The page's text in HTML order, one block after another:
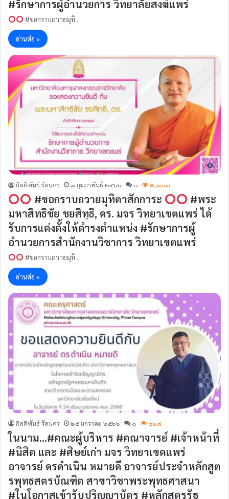
#รักษาการผู้อำนวยการ วิทยาลัยสงฆ์แพร่
#ขอกราบถวายมุทิ…
อ่านต่อ »
กิตติพันธ์ รัตนคร ๗ กุมภาพันธ์ ๒๕๖๖ ๐ ๑,๓๐๓
#ขอกราบถวายมุทิตาสักการะ
#พระ
มหาสิทธิชัย ชยสิทฺธิ, ดร. มจร วิทยาเขตแพร่ ได้
รับการแต่งตั้งให้ดำรงตำแหน่ง #รักษาการผู้
อำนวยการสำนักงานวิชาการ วิทยาเขตแพร่
#ขอกราบถวายมุทิ…
อ่านต่อ »
กิตติพันธ์ รัตนคร ๒๕ มกราคม ๒๕๖๖ ๐ ๘๑๘
ในนาม…#คณะผู้บริหาร #คณาจารย์ #เจ้าหน้าที่
#นิสิต และ #ศิษย์เก่า มจร วิทยาเขตแพร่
อาจารย์ ดรดำเนิน หมายดี อาจารย์ประจำหลักสูต
รพุทธสตรบัณฑิต สาขาวิชาพระพุทธศาสนา
#ในโอกาสเข้ารับปริญญาบัตร #หลักสูตรรัฐ